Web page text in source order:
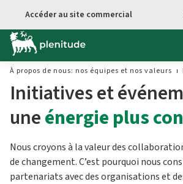
Accéder au site commercial
À propos de nous: nos équipes et nos valeurs
Initiatives et
uneénergie plus
Nous croyons à la valeur des
de changement. C’est pourquoi nous
partenariats avec des organisations et